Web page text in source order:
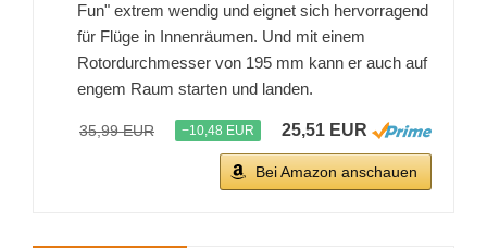
Fun" extrem wendig und eignet sich hervorragend
für Flüge in Innenräumen. Und mit einem
Rotordurchmesser von 195 mm kann er auch auf
engem Raum starten und landen.
35,99 EUR −10,48 EUR 25,51 EUR
Bei Amazon anschauen